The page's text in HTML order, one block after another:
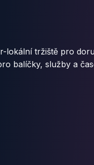
lokální tržiště pro
balíčky, služby a